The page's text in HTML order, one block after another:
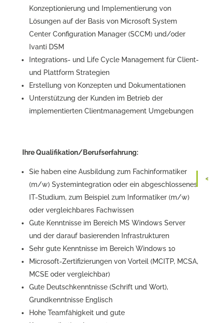
Konzeptionierung und Implementierung von
Lösungen auf der Basis von Microsoft System
Center Configuration Manager (SCCM) und/oder
Ivanti DSM
Integrations- und Life Cycle Management für Client-
und Plattform Strategien
Erstellung von Konzepten und Dokumentationen
Unterstützung der Kunden im Betrieb der
implementierten Clientmanagement Umgebungen
Ihre Qualifikation/Berufserfahrung:
Sie haben eine Ausbildung zum Fachinformatiker
(m/w) Systemintegration oder ein abgeschlossenes
IT-Studium, zum Beispiel zum Informatiker (m/w)
oder vergleichbares Fachwissen
Gute Kenntnisse im Bereich MS Windows Server
und der darauf basierenden Infrastrukturen
Sehr gute Kenntnisse im Bereich Windows 10
Microsoft-Zertifizierungen von Vorteil (MCITP, MCSA,
MCSE oder vergleichbar)
Gute Deutschkenntnisse (Schrift und Wort),
Grundkenntnisse Englisch
Hohe Teamfähigkeit und gute